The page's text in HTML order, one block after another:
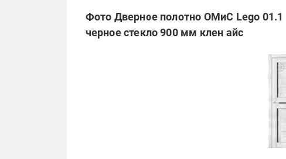
Фото Дверное полотно ОМиС Lego
черное стекло 900 мм клен айс